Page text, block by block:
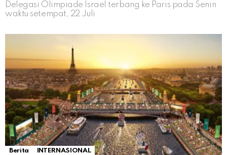
Delegasi Olimpiade Israel terbang ke Paris pada Senin
waktu setempat, 22 Juli
Berita INTERNASIONAL